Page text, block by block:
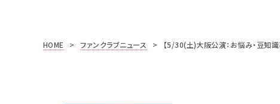
HOME > ファンクラブニュース > 【5/30(土)大阪公演：お悩み・豆知